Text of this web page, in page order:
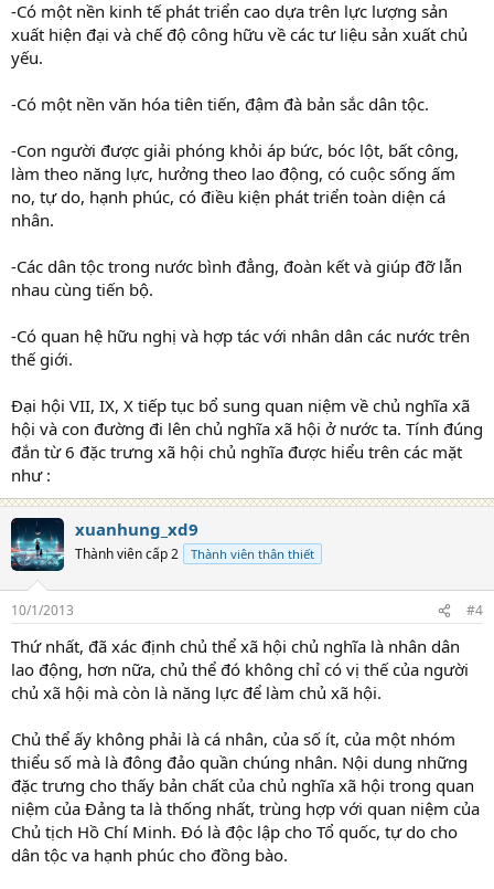
-Có một nền kinh tế phát triển cao dựa trên lực lượng sản
xuất hiện đại và chế độ công hữu về các tư liệu sản xuất chủ
yếu.
-Có một nền văn hóa tiên tiến, đậm đà bản sắc dân tộc.
-Con người được giải phóng khỏi áp bức, bóc lột, bất công,
làm theo năng lực, hưởng theo lao động, có cuộc sống ấm
no, tự do, hạnh phúc, có điều kiện phát triển toàn diện cá
nhân.
-Các dân tộc trong nước bình đẳng, đoàn kết và giúp đỡ lẫn
nhau cùng tiến bộ.
-Có quan hệ hữu nghị và hợp tác với nhân dân các nước trên
thế giới.
Đại hội VII, IX, X tiếp tục bổ sung quan niệm về chủ nghĩa xã
hội và con đường đi lên chủ nghĩa xã hội ở nước ta. Tính đúng
đắn từ 6 đặc trưng xã hội chủ nghĩa được hiểu trên các mặt
như :
xuanhung_xd9
Thành viên cấp 2 Thành viên thân thiết
10/1/2013 #4
Thứ nhất, đã xác định chủ thể xã hội chủ nghĩa là nhân dân
lao động, hơn nữa, chủ thể đó không chỉ có vị thế của người
chủ xã hội mà còn là năng lực để làm chủ xã hội.
Chủ thể ấy không phải là cá nhân, của số ít, của một nhóm
thiểu số mà là đông đảo quần chúng nhân. Nội dung những
đặc trưng cho thấy bản chất của chủ nghĩa xã hội trong quan
niệm của Đảng ta là thống nhất, trùng hợp với quan niệm của
Chủ tịch Hồ Chí Minh. Đó là độc lập cho Tổ quốc, tự do cho
dân tộc va hạnh phúc cho đồng bào.